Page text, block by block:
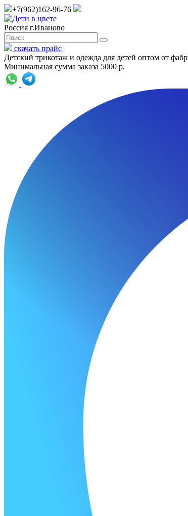
+7(962)162-96-76
Россия г.Иваново
скачать прайс
Детский трикотаж и одежда для детей оптом от
Минимальная сумма заказа 5000 р.